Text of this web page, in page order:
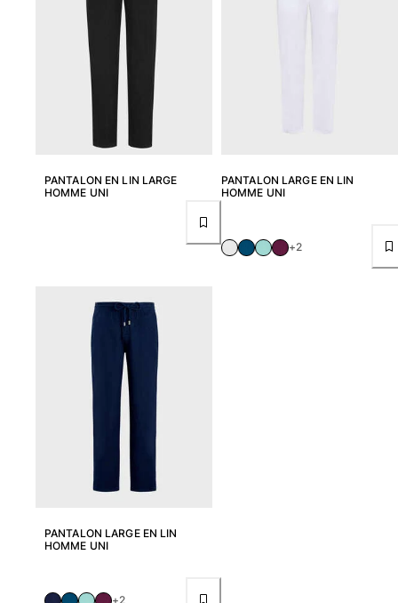
Foulards
Tous les articles
Accessoires Enfants
Chapeaux de plage
Serviettes et Ponchos
Chaussettes
Chaussures
Tongs
Moccasins
Chaussures de plage
Tous les articles
Tous les articles
Tous les articles
PANTALON EN LIN LARGE
HOMME UNI
PANTALON LARGE EN LIN
HOMME UNI
+2
PANTALON LARGE EN LIN
HOMME UNI
+2